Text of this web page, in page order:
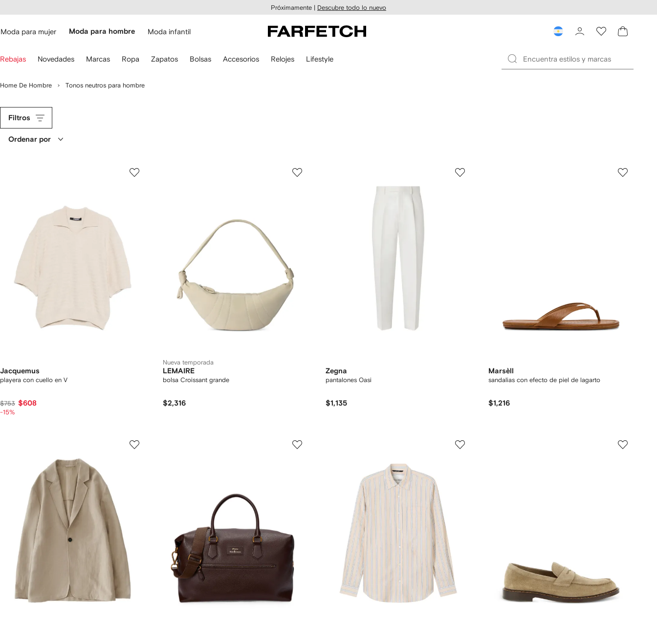
Próximamente | Descubre todo lo nuevo
Moda para mujer Moda para hombre Moda infantil
Rebajas Novedades Marcas Ropa Zapatos Bolsas Accesorios Relojes Lifestyle
Home De Hombre Tonos neutros para hombre
Filtros
Ordenar por
Jacquemus
playera con cuello en V
$753 $608
-15%
Nueva temporada
LEMAIRE
bolsa Croissant grande
$2,316
Zegna
pantalones Oasi
$1,135
Marsèll
sandalias con efecto de piel de lagarto
$1,216